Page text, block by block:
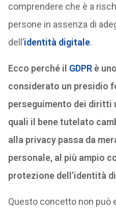
comprendere che è a
persone in assenza di
dell’identità digitale.
Ecco perché il GDPR è
considerato un presidio
perseguimento dei diritti
quali il bene tutelato
alla privacy passa da
personale, al più ampio
protezione dell’identità
Questo concetto non può